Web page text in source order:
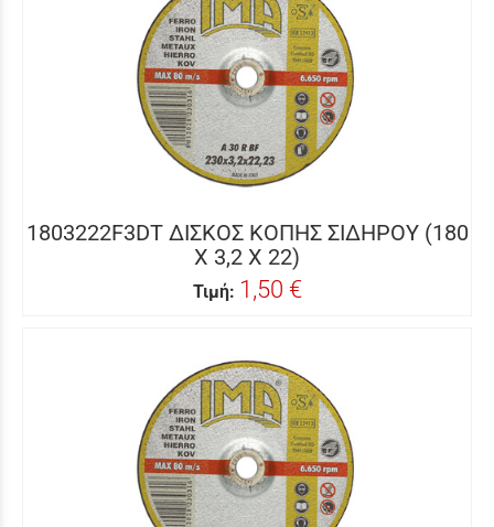
1803222F3DT ΔΙΣΚΟΣ ΚΟΠΗΣ ΣΙΔΗΡΟΥ (180
Χ 3,2 Χ 22)
Τιμή: 1,50 €